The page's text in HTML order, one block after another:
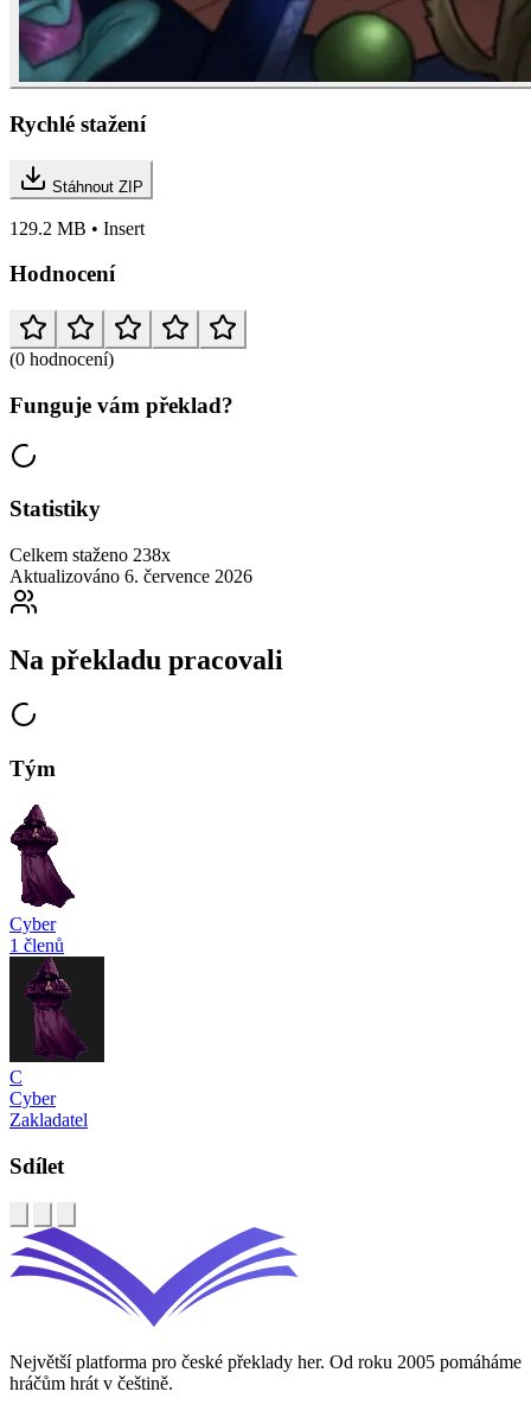
Rychlé stažení
Stáhnout ZIP
129.2 MB • Insert
Hodnocení
(0 hodnocení)
Funguje vám překlad?
Statistiky
Celkem staženo 238x
Aktualizováno 6. července 2026
Na překladu pracovali
Tým
Cyber
1 členů
C
Cyber
Zakladatel
Sdílet
Největší platforma pro české překlady her. Od roku 2005 pomáháme
hráčům hrát v češtině.